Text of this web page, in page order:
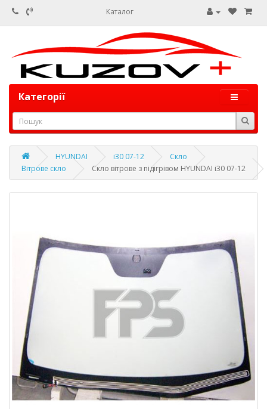
Каталог
Категорії
HYUNDAI i30 07-12
Скло
Вітрове скло
Скло вітрове з підігрівом HYUNDAI i30 07-12